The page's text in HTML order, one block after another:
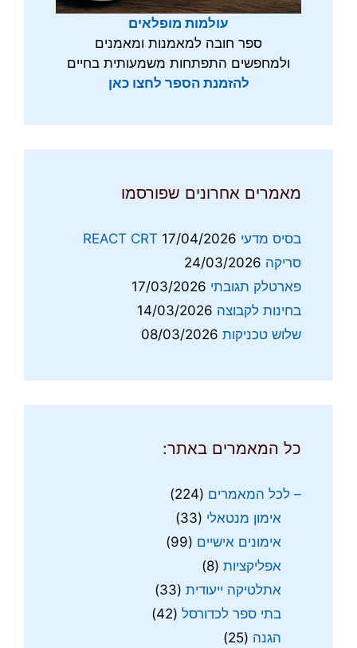
עולמות מופלאים
ספר חובה למאמנות ומאמנים
ולמחפשים התפתחות משמעותית בחיים
להזמנת הספר לחצו כאן
מאמרים אחרונים שפורסמו
בסיס מדעי REACT CRT 17/04/2026
סריקה 24/03/2026
פארטלק תגובתי 17/03/2026
בחינות לקבוצה 14/03/2026
שלוש טכניקות 08/03/2026
כל המאמרים באתר:
– לכל המאמרים (224)
אימון מנטאלי (33)
אימונים אישיים (99)
אפליקציות (8)
אתלטיקה ייעודית (33)
בתי ספר לכדורסל (42)
הגנה (25)